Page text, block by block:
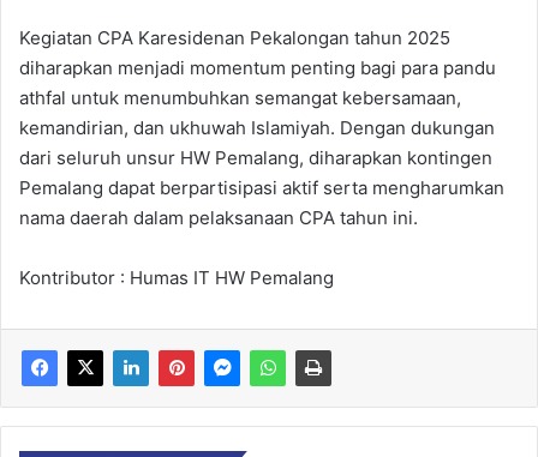
Kegiatan CPA Karesidenan Pekalongan tahun 2025
diharapkan menjadi momentum penting bagi para pandu
athfal untuk menumbuhkan semangat kebersamaan,
kemandirian, dan ukhuwah Islamiyah. Dengan dukungan
dari seluruh unsur HW Pemalang, diharapkan kontingen
Pemalang dapat berpartisipasi aktif serta mengharumkan
nama daerah dalam pelaksanaan CPA tahun ini.
Kontributor : Humas IT HW Pemalang